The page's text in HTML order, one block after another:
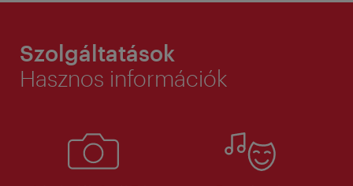
Szolgáltatások
Hasznos információk